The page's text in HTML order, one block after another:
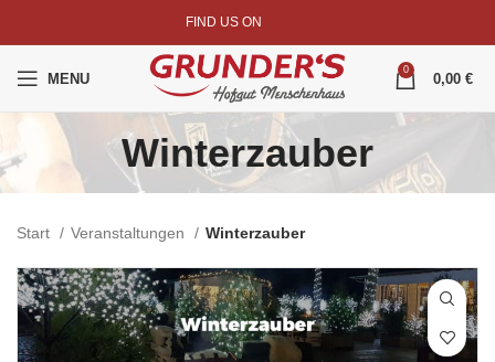
FIND US ON
MENU
0
0,00 €
Winterzauber
Start Veranstaltungen Winterzauber